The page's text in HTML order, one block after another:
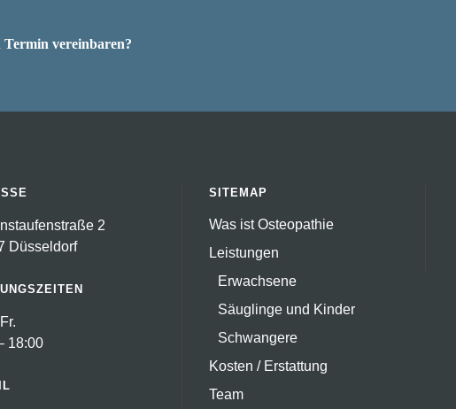
Termin vereinbaren?
2
Düsseldorf
18:00
SITEMAP
Was ist Osteopathie
Leistungen
Erwachsene
Säuglinge und Kinder
Schwangere
Kosten / Erstattung
Team